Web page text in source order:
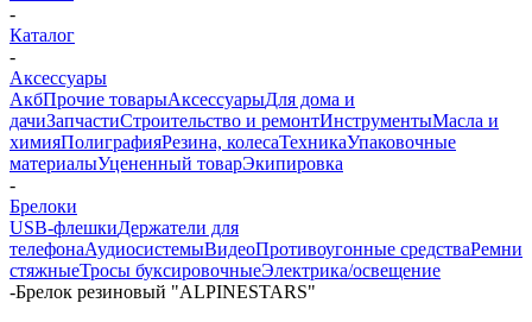
-
Каталог
-
Аксессуары
АкбПрочие товарыАксессуарыДля дома и
дачиЗапчастиСтроительство и ремонтИнструментыМасла и
химияПолиграфияРезина, колесаТехникаУпаковочные
материалыУцененный товарЭкипировка
-
Брелоки
USB-флешкиДержатели для
телефонаАудиосистемыВидеоПротивоугонные средстваРемни
стяжныеТросы буксировочныеЭлектрика/освещение
-Брелок резиновый "ALPINESTARS"